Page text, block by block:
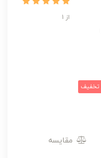
از 1
تخفیف
مقایسه